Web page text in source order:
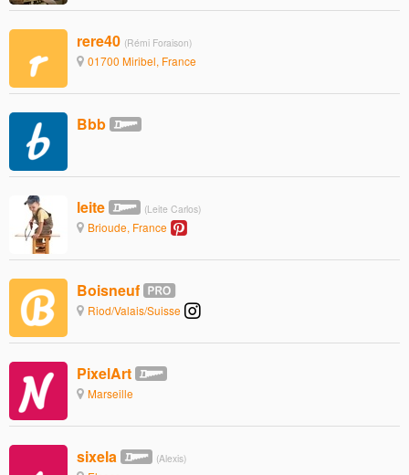
rere40 (Rémi Foraison)
01700 Miribel, France
Bbb
leite (Leite Carlos)
Brioude, France
Boisneuf
Riod/Valais/Suisse
PixelArt
Marseille
sixela (Alexis)